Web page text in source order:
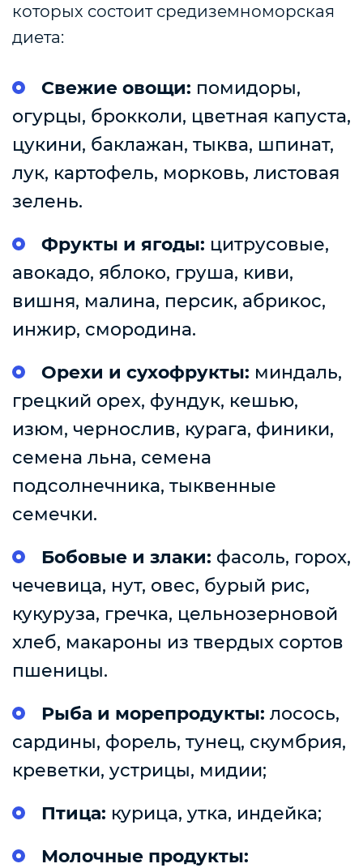
которых состоит средиземноморская
диета:
Свежие овощи: помидоры,
огурцы, брокколи, цветная капуста,
цукини, баклажан, тыква, шпинат,
лук, картофель, морковь, листовая
зелень.
Фрукты и ягоды: цитрусовые,
авокадо, яблоко, груша, киви,
вишня, малина, персик, абрикос,
инжир, смородина.
Орехи и сухофрукты: миндаль,
грецкий орех, фундук, кешью,
изюм, чернослив, курага, финики,
семена льна, семена
подсолнечника, тыквенные
семечки.
Бобовые и злаки: фасоль, горох,
чечевица, нут, овес, бурый рис,
кукуруза, гречка, цельнозерновой
хлеб, макароны из твердых сортов
пшеницы.
Рыба и морепродукты: лосось,
сардины, форель, тунец, скумбрия,
креветки, устрицы, мидии;
Птица: курица, утка, индейка;
Молочные продукты: